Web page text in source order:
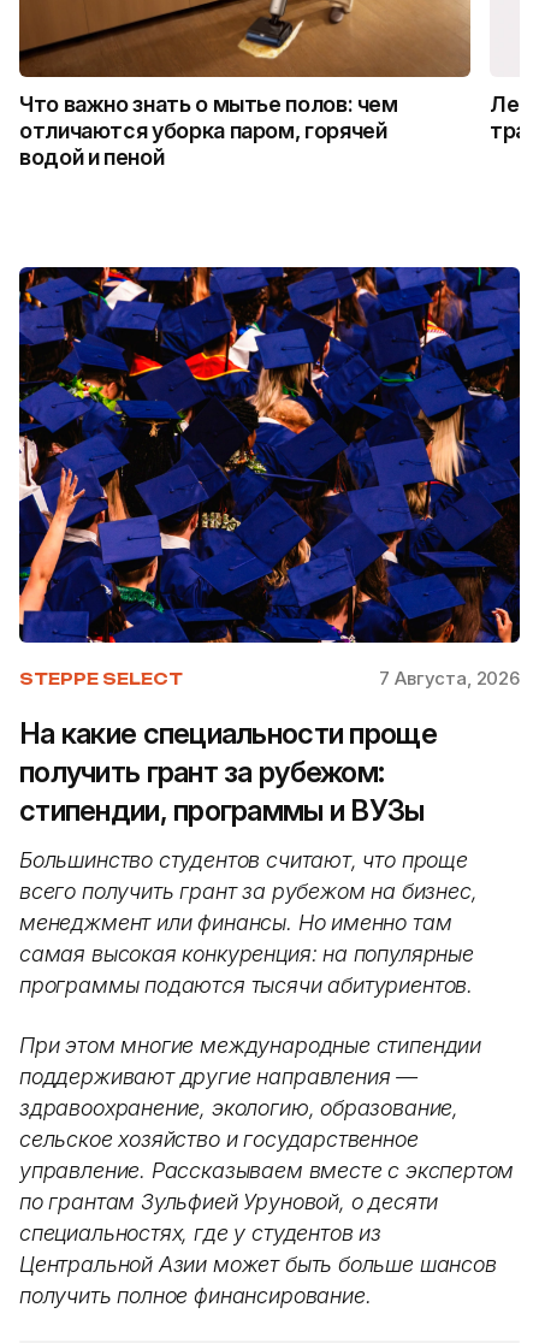
Что важно знать о мытье полов: чем
отличаются уборка паром, горячей
водой и пеной
STEPPE SELECT 7 Августа, 2026
На какие специальности проще
получить грант за рубежом:
стипендии, программы и ВУЗы
Большинство студентов считают, что проще
всего получить грант за рубежом на бизнес,
менеджмент или финансы. Но именно там
самая высокая конкуренция: на популярные
программы подаются тысячи абитуриентов.
При этом многие международные стипендии
поддерживают другие направления —
здравоохранение, экологию, образование,
сельское хозяйство и государственное
управление. Рассказываем вместе с экспертом
по грантам Зульфией Уруновой, о десяти
специальностях, где у студентов из
Центральной Азии может быть больше шансов
получить полное финансирование.